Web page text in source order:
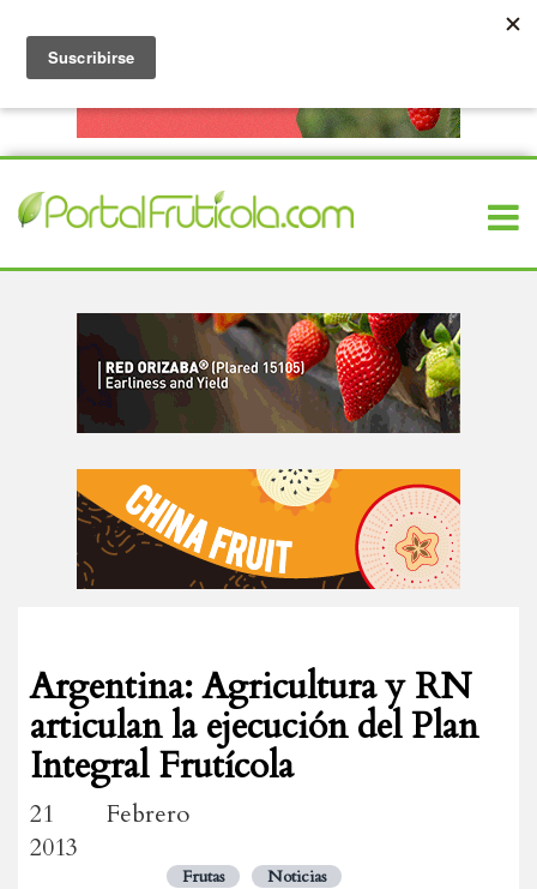
Argentina: Agricultura y RN
articulan la ejecución del Plan
Integral Frutícola
21 Febrero
2013
Frutas Noticias